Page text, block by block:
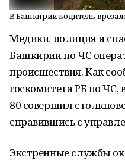
В Башкирии водитель
Медики, полиция и
Башкирии по ЧС
происшествия. Как
госкомитета РБ по ЧС,
80 совершил
справившись с
Экстренные службы